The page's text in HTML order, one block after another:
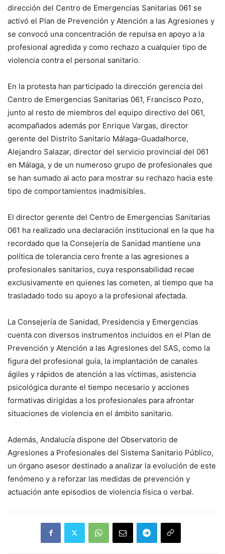
dirección del Centro de Emergencias Sanitarias 061 se
activó el Plan de Prevención y Atención a las Agresiones y
se convocó una concentración de repulsa en apoyo a la
profesional agredida y como rechazo a cualquier tipo de
violencia contra el personal sanitario.
En la protesta han participado la dirección gerencia del
Centro de Emergencias Sanitarias 061, Francisco Pozo,
junto al resto de miembros del equipo directivo del 061,
acompañados además por Enrique Vargas, director
gerente del Distrito Sanitario Málaga-Guadalhorce,
Alejandro Salazar, director del servicio provincial del 061
en Málaga, y de un numeroso grupo de profesionales que
se han sumado al acto para mostrar su rechazo hacia este
tipo de comportamientos inadmisibles.
El director gerente del Centro de Emergencias Sanitarias
061 ha realizado una declaración institucional en la que ha
recordado que la Consejería de Sanidad mantiene una
política de tolerancia cero frente a las agresiones a
profesionales sanitarios, cuya responsabilidad recae
exclusivamente en quienes las cometen, al tiempo que ha
trasladado todo su apoyo a la profesional afectada.
La Consejería de Sanidad, Presidencia y Emergencias
cuenta con diversos instrumentos incluidos en el Plan de
Prevención y Atención a las Agresiones del SAS, como la
figura del profesional guía, la implantación de canales
ágiles y rápidos de atención a las víctimas, asistencia
psicológica durante el tiempo necesario y acciones
formativas dirigidas a los profesionales para afrontar
situaciones de violencia en el ámbito sanitario.
Además, Andalucía dispone del Observatorio de
Agresiones a Profesionales del Sistema Sanitario Público,
un órgano asesor destinado a analizar la evolución de este
fenómeno y a reforzar las medidas de prevención y
actuación ante episodios de violencia física o verbal.